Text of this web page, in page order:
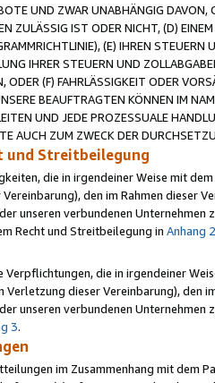
UND ZWAR UNABHÄNGIG
ZULÄSSIG IST ODER NICHT, (D)
(E) IHREN
IHRER STEUERN UND
ODER (F) FAHRLÄSSIGKEIT ODER
BEAUFTRAGTEN KÖNNEN IM
UND JEDE PROZESSUALE
AUCH ZUM ZWECK DER
und Streitbeilegung
die in irgendeiner Weise mit
den im Rahmen dieser
unseren verbundenen
Recht und Streitbeilegung in Anhang 2
Verpflichtungen, die in irgendeiner
Verletzung dieser Vereinbarung), den
unseren verbundenen
3.
im Zusammenhang mit dem